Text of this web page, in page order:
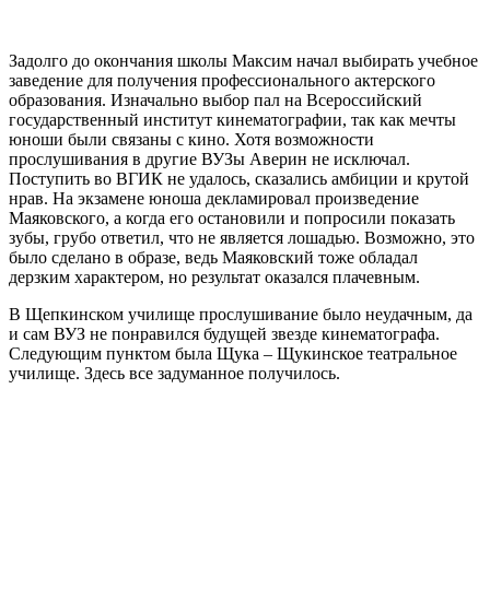
Задолго до окончания школы Максим начал выбирать учебное
заведение для получения профессионального актерского
образования. Изначально выбор пал на Всероссийский
государственный институт кинематографии, так как мечты
юноши были связаны с кино. Хотя возможности
прослушивания в другие ВУЗы Аверин не исключал.
Поступить во ВГИК не удалось, сказались амбиции и крутой
нрав. На экзамене юноша декламировал произведение
Маяковского, а когда его остановили и попросили показать
зубы, грубо ответил, что не является лошадью. Возможно, это
было сделано в образе, ведь Маяковский тоже обладал
дерзким характером, но результат оказался плачевным.
В Щепкинском училище прослушивание было неудачным, да
и сам ВУЗ не понравился будущей звезде кинематографа.
Следующим пунктом была Щука – Щукинское театральное
училище. Здесь все задуманное получилось.